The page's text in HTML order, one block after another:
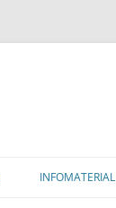
Inhalt
INFOMATERIAL